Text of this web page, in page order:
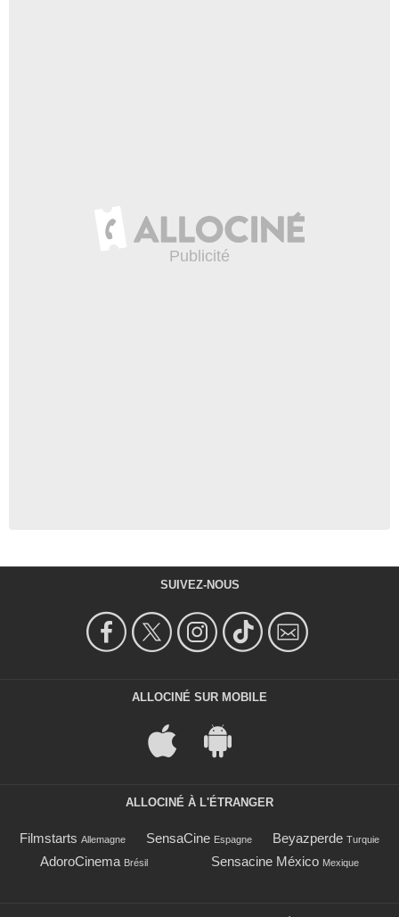
SUIVEZ-NOUS
ALLOCINÉ SUR MOBILE
ALLOCINÉ À L'ÉTRANGER
Filmstarts Allemagne SensaCine Espagne Beyazperde Turquie
AdoroCinema Brésil Sensacine México Mexique